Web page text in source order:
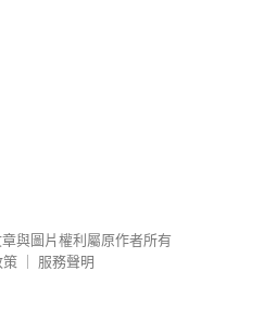
與圖片權利屬原作者所有
策
服務聲明